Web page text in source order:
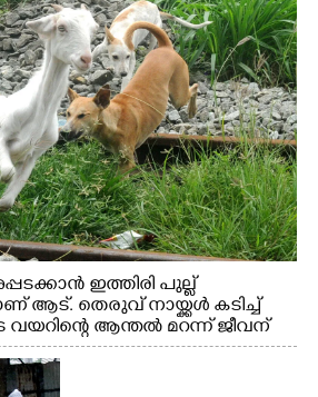
ഇത്തിരി പുല്ല്
ആട്. തെരുവ് നായ്ക്കൾ കടിച്ച്
വയറിന്റെ ആന്തൽ മറന്ന് ജീവന്
എറണാകുളം വാത്തുരുത്തിയിൽ